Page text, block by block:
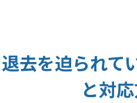
退去を迫られて
と対